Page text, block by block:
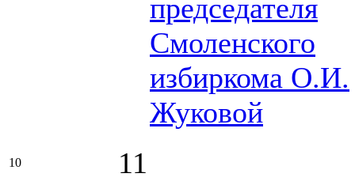
председателя
Смоленского
избиркома О.И.
Жуковой
10 11